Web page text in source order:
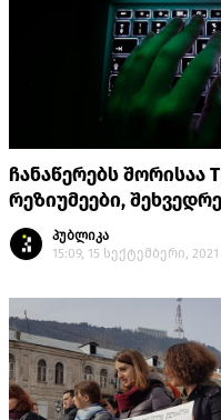
ჩანაწერებს შორისაა
რეზიუმეები,
პუბლიკა
15:09, 15 სექტემბერი, 2021